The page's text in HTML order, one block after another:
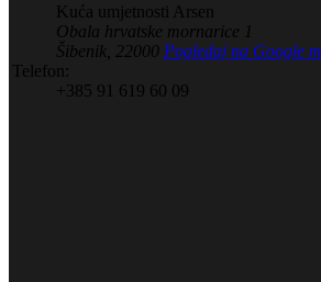
Kuća umjetnosti Arsen
Obala hrvatske mornarice 1
Šibenik
22000 Pogledaj na Google
Telefon:
+385 91 619 60 09